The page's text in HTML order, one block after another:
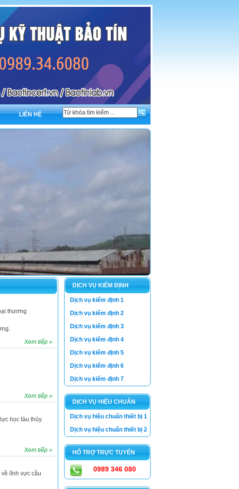
LIÊN HỆ
thương
Xem tiếp »
Xem tiếp »
học tàu thủy.
Xem tiếp »
lĩnh vực cầu
DỊCH VỤ KIỂM ĐỊNH
Dịch vụ kiểm định 1
Dịch vụ kiểm định 2
Dịch vụ kiểm định 3
Dịch vụ kiểm định 4
Dịch vụ kiểm định 5
Dịch vụ kiểm định 6
Dịch vụ kiểm định 7
DỊCH VỤ HIỆU CHUẨN
THIẾT BỊ
Dịch vụ hiệu chuẩn thiết bị 1
Dịch vụ hiệu chuẩn thiết bị 2
HỖ TRỢ TRỰC TUYẾN
0989 346 080